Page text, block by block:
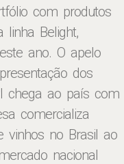
com produtos
Belight,
ano. O apelo
dos
chega ao país com
comercializa
vinhos no Brasil ao
nacional